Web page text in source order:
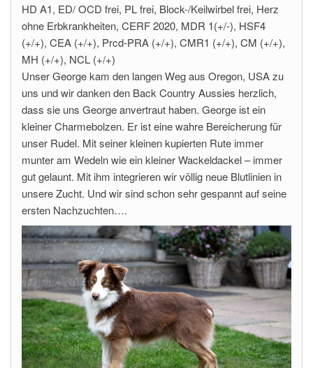
HD A1, ED/ OCD frei, PL frei, Block-/Keilwirbel frei, Herz
ohne Erbkrankheiten, CERF 2020, MDR 1(+/-), HSF4
(+/+), CEA (+/+), Prcd-PRA (+/+), CMR1 (+/+), CM (+/+),
MH (+/+), NCL (+/+)
Unser George kam den langen Weg aus Oregon, USA zu
uns und wir danken den Back Country Aussies herzlich,
dass sie uns George anvertraut haben. George ist ein
kleiner Charmebolzen. Er ist eine wahre Bereicherung für
unser Rudel. Mit seiner kleinen kupierten Rute immer
munter am Wedeln wie ein kleiner Wackeldackel – immer
gut gelaunt. Mit ihm integrieren wir völlig neue Blutlinien in
unsere Zucht. Und wir sind schon sehr gespannt auf seine
ersten Nachzuchten….